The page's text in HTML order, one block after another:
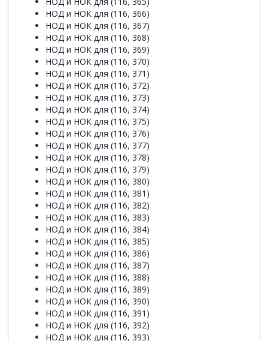
НОД и НОК для (116, 366)
НОД и НОК для (116, 367)
НОД и НОК для (116, 368)
НОД и НОК для (116, 369)
НОД и НОК для (116, 370)
НОД и НОК для (116, 371)
НОД и НОК для (116, 372)
НОД и НОК для (116, 373)
НОД и НОК для (116, 374)
НОД и НОК для (116, 375)
НОД и НОК для (116, 376)
НОД и НОК для (116, 377)
НОД и НОК для (116, 378)
НОД и НОК для (116, 379)
НОД и НОК для (116, 380)
НОД и НОК для (116, 381)
НОД и НОК для (116, 382)
НОД и НОК для (116, 383)
НОД и НОК для (116, 384)
НОД и НОК для (116, 385)
НОД и НОК для (116, 386)
НОД и НОК для (116, 387)
НОД и НОК для (116, 388)
НОД и НОК для (116, 389)
НОД и НОК для (116, 390)
НОД и НОК для (116, 391)
НОД и НОК для (116, 392)
НОД и НОК для (116, 393)